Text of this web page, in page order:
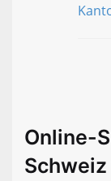
Online-